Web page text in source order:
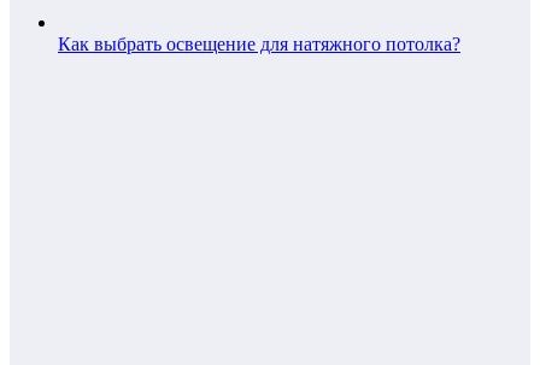
Как выбрать освещение для натяжного потолка?